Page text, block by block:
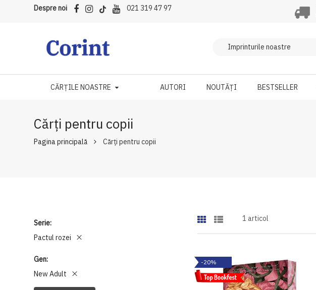
Despre noi 021 319 47 97
CĂRȚILE NOASTRE AUTORI NOUTĂȚI BESTSELLER
Cărți pentru copii
Pagina principală Cărți pentru copii
Serie
Pactul rozei
Gen
New Adult
1 articol
-20%